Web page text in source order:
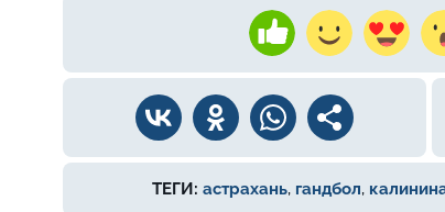
ТЕГИ: астрахань, гандбол,